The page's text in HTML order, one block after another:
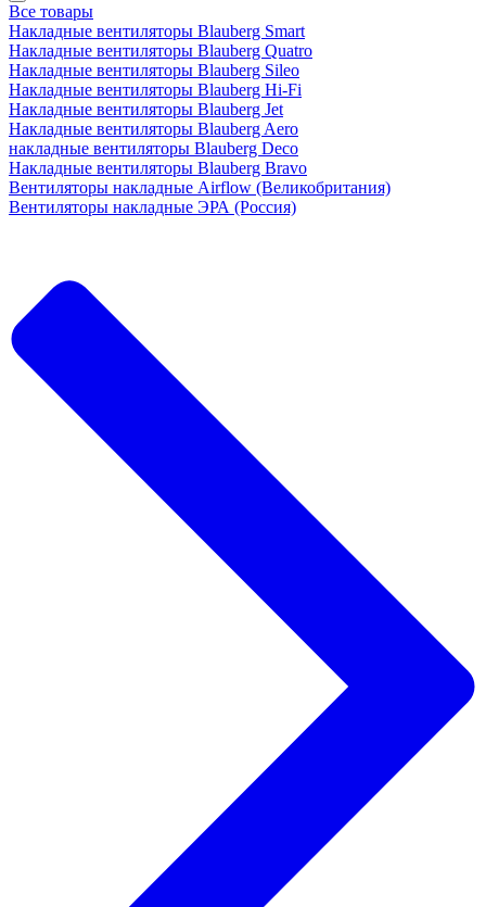
Все товары
Накладные вентиляторы Blauberg Smart
Накладные вентиляторы Blauberg Quatro
Накладные вентиляторы Blauberg Sileo
Накладные вентиляторы Blauberg Hi-Fi
Накладные вентиляторы Blauberg Jet
Накладные вентиляторы Blauberg Aero
накладные вентиляторы Blauberg Deco
Накладные вентиляторы Blauberg Bravo
Вентиляторы накладные Airflow (Великобритания)
Вентиляторы накладные ЭРА (Россия)